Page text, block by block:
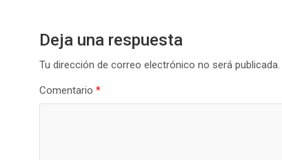
Deja una respuesta
Tu dirección de correo electrónico no será publicada.
Comentario *